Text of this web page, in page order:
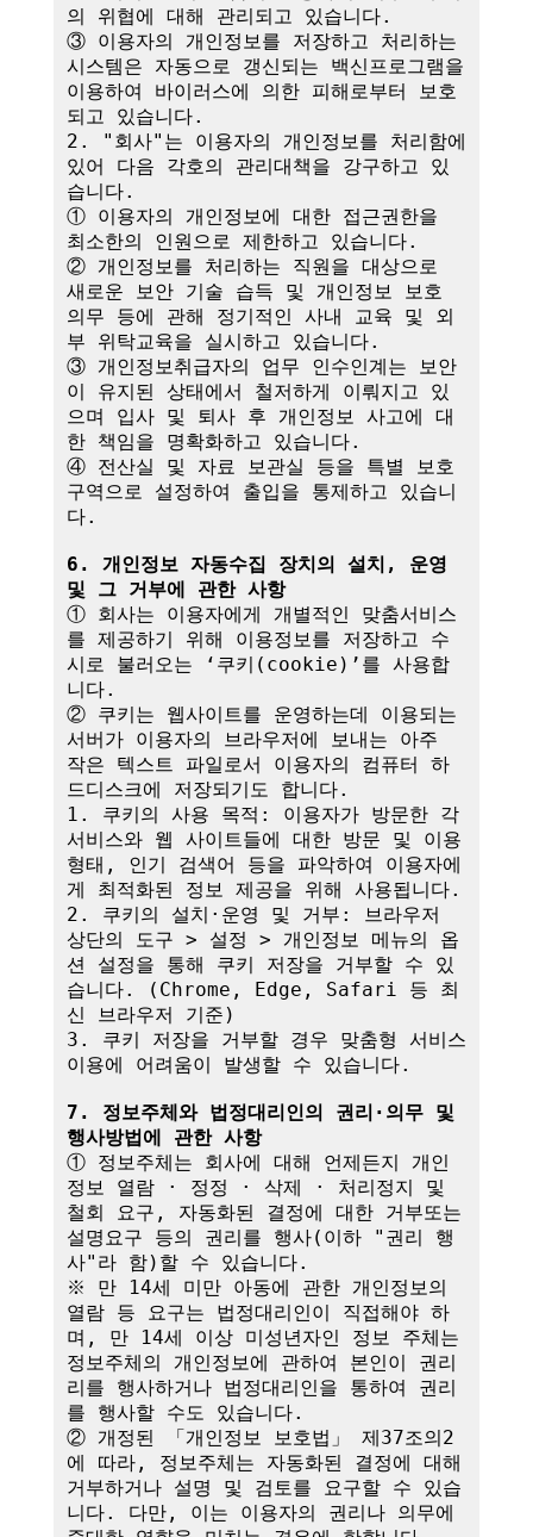
의 위협에 대해 관리되고 있습니다.
③ 이용자의 개인정보를 저장하고 처리하는
시스템은 자동으로 갱신되는 백신프로그램을
이용하여 바이러스에 의한 피해로부터 보호
되고 있습니다.
2. "회사"는 이용자의 개인정보를 처리함에
있어 다음 각호의 관리대책을 강구하고 있
습니다.
① 이용자의 개인정보에 대한 접근권한을
최소한의 인원으로 제한하고 있습니다.
② 개인정보를 처리하는 직원을 대상으로
새로운 보안 기술 습득 및 개인정보 보호
의무 등에 관해 정기적인 사내 교육 및 외
부 위탁교육을 실시하고 있습니다.
③ 개인정보취급자의 업무 인수인계는 보안
이 유지된 상태에서 철저하게 이뤄지고 있
으며 입사 및 퇴사 후 개인정보 사고에 대
한 책임을 명확화하고 있습니다.
④ 전산실 및 자료 보관실 등을 특별 보호
구역으로 설정하여 출입을 통제하고 있습니
다.
6. 개인정보 자동수집 장치의 설치, 운영
및 그 거부에 관한 사항
① 회사는 이용자에게 개별적인 맞춤서비스
를 제공하기 위해 이용정보를 저장하고 수
시로 불러오는 ‘쿠키(cookie)’를 사용합
니다.
② 쿠키는 웹사이트를 운영하는데 이용되는
서버가 이용자의 브라우저에 보내는 아주
작은 텍스트 파일로서 이용자의 컴퓨터 하
드디스크에 저장되기도 합니다.
1. 쿠키의 사용 목적: 이용자가 방문한 각
서비스와 웹 사이트들에 대한 방문 및 이용
형태, 인기 검색어 등을 파악하여 이용자에
게 최적화된 정보 제공을 위해 사용됩니다.
2. 쿠키의 설치·운영 및 거부: 브라우저
상단의 도구 > 설정 > 개인정보 메뉴의 옵
션 설정을 통해 쿠키 저장을 거부할 수 있
습니다. (Chrome, Edge, Safari 등 최
신 브라우저 기준)
3. 쿠키 저장을 거부할 경우 맞춤형 서비스
이용에 어려움이 발생할 수 있습니다.
7. 정보주체와 법정대리인의 권리·의무 및
행사방법에 관한 사항
① 정보주체는 회사에 대해 언제든지 개인
정보 열람 · 정정 · 삭제 · 처리정지 및
철회 요구, 자동화된 결정에 대한 거부또는
설명요구 등의 권리를 행사(이하 "권리 행
사"라 함)할 수 있습니다.
※ 만 14세 미만 아동에 관한 개인정보의
열람 등 요구는 법정대리인이 직접해야 하
며, 만 14세 이상 미성년자인 정보 주체는
정보주체의 개인정보에 관하여 본인이 권리
리를 행사하거나 법정대리인을 통하여 권리
를 행사할 수도 있습니다.
② 개정된 「개인정보 보호법」 제37조의2
에 따라, 정보주체는 자동화된 결정에 대해
거부하거나 설명 및 검토를 요구할 수 있습
니다. 다만, 이는 이용자의 권리나 의무에